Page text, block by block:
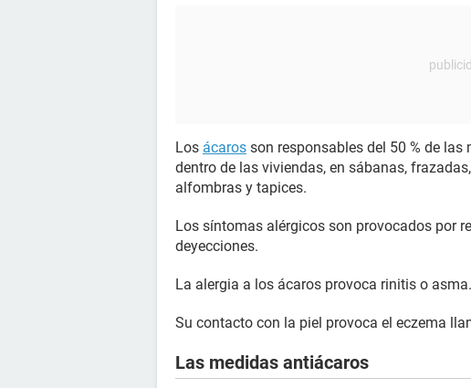
Los ácaros son responsables del 50 % de
dentro de las viviendas, en sábanas,
alfombras y tapices.
Los síntomas alérgicos son provocados por
deyecciones.
La alergia a los ácaros provoca rinitis o asma.
Su contacto con la piel provoca el eczema
Las medidas antiácaros